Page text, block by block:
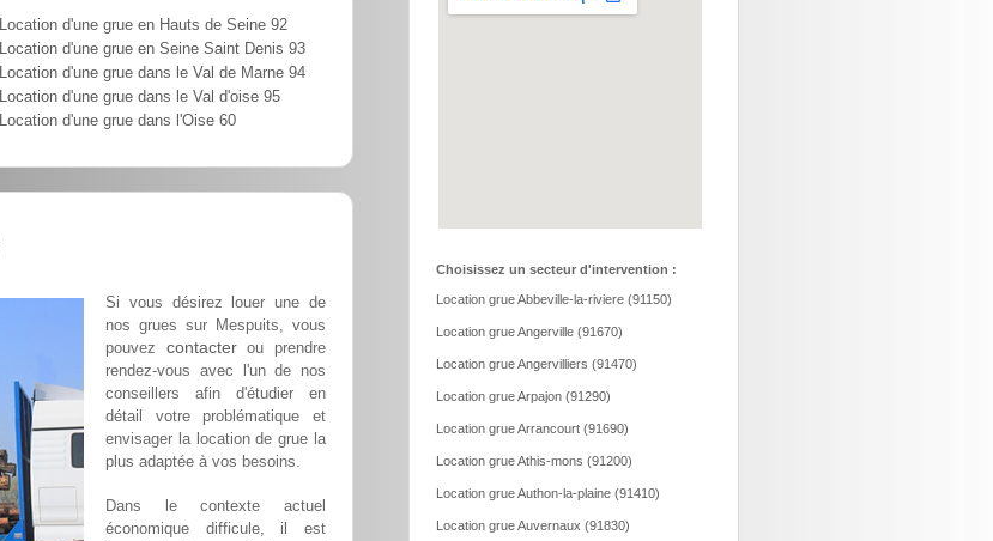
Location d'une grue en Hauts de Seine 92
Location d'une grue en Seine Saint Denis 93
Location d'une grue dans le Val de Marne 94
Location d'une grue dans le Val d'oise 95
Location d'une grue dans l'Oise 60
Si vous désirez louer une de
nos grues sur Mespuits, vous
pouvez contacterou prendre
rendez-vous avec l'un de nos
conseillers afin d'étudier en
détail votre problématique et
envisager la location de grue la
plus adaptée à vos besoins.
Dans le contexte actuel
économique difficule, il est
Choisissez un secteur d'intervention :
Location grue Abbeville-la-riviere (91150)
Location grue Angerville (91670)
Location grue Angervilliers (91470)
Location grue Arpajon (91290)
Location grue Arrancourt (91690)
Location grue Athis-mons (91200)
Location grue Authon-la-plaine (91410)
Location grue Auvernaux (91830)